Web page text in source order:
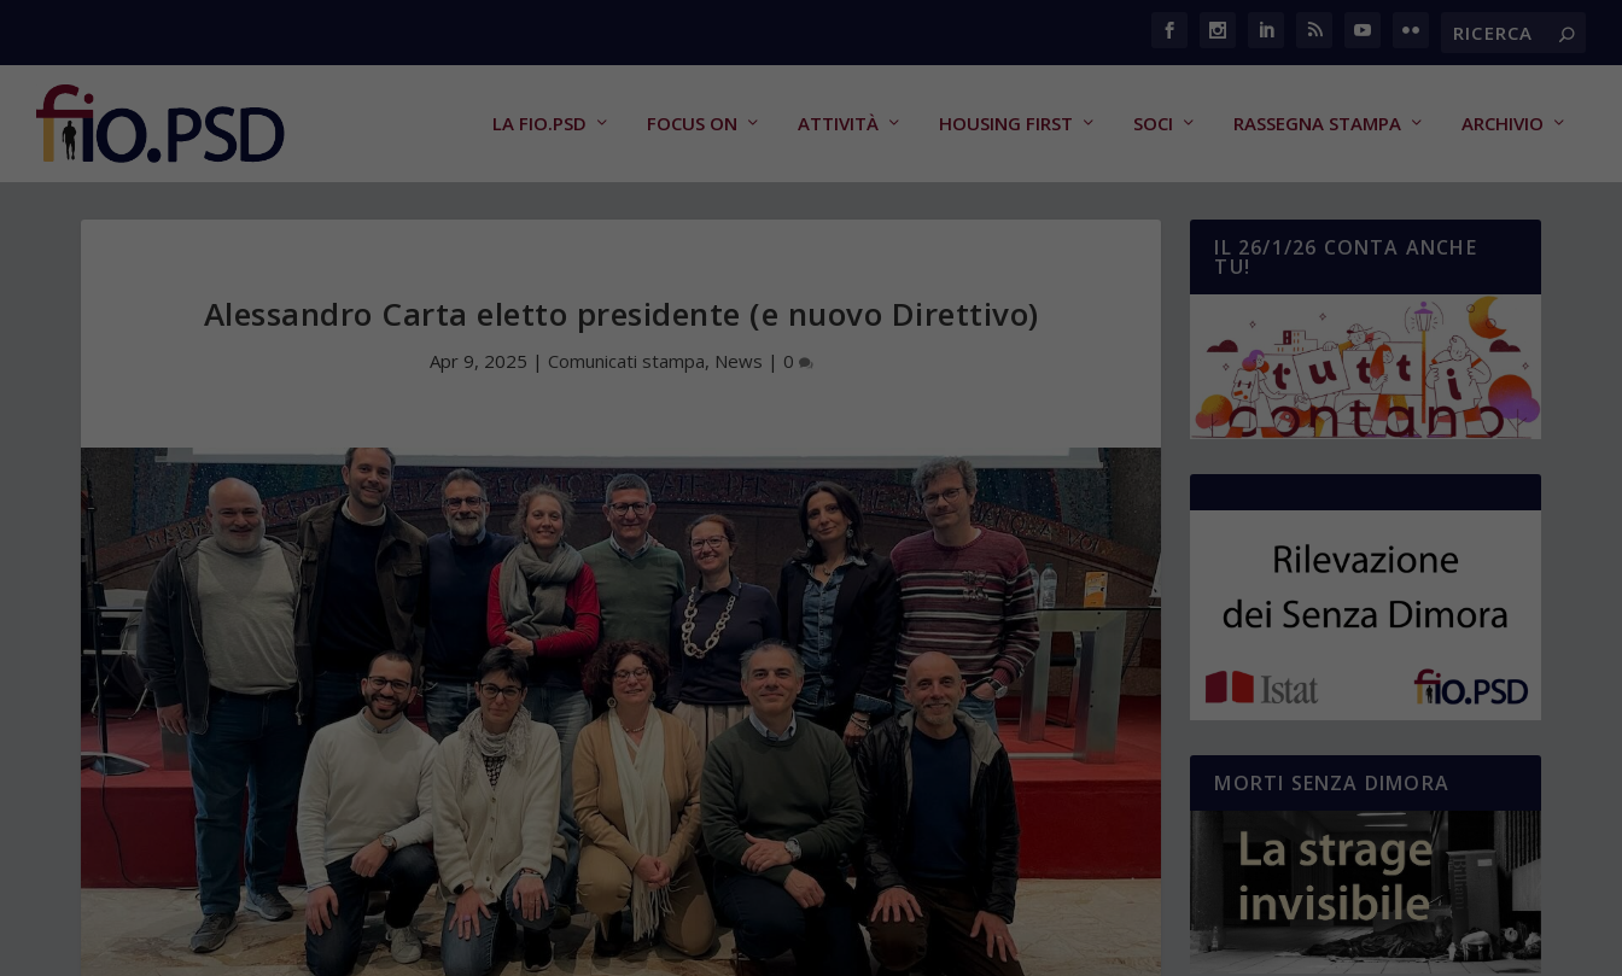
LA FIO.PSD FOCUS ON ATTIVITÀ HOUSING FIRST SOCI RASSEGNA STAMPA ARCHIVIO
Alessandro Carta eletto presidente (e nuovo Direttivo)
Apr 9, 2025 | Comunicati stampa, News | 0
IL 26/1/26 CONTA ANCHE
TU!
MORTI SENZA DIMORA